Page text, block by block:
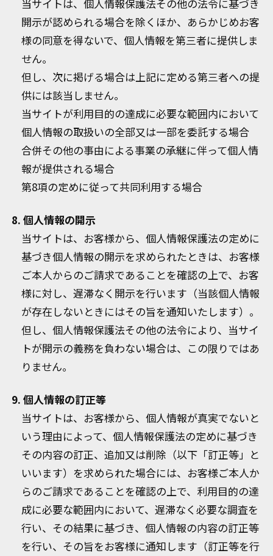
当サイトは、個人情報保護法その他の法令に基づき
開示が認められる場合を除くほか、あらかじめお客
様の同意を得ないで、個人情報を第三者に提供しま
せん。
但し、次に掲げる場合は上記に定める第三者への提
供には該当しません。
当サイトが利用目的の達成に必要な範囲内において
個人情報の取扱いの全部又は一部を委託する場合
合併その他の事由による事業の承継に伴って個人情
報が提供される場合
第8項の定めに従って共同利用する場合
8. 個人情報の開示
当サイトは、お客様から、個人情報保護法の定めに
基づき個人情報の開示を求められたときは、お客様
ご本人からのご請求であることを確認の上で、お客
様に対し、遅滞なく開示を行います（当該個人情報
が存在しないときにはその旨を通知いたします）。
但し、個人情報保護法その他の法令により、当サイ
トが開示の義務を負わない場合は、この限りではあ
りません。
9. 個人情報の訂正等
当サイトは、お客様から、個人情報が真実でないと
いう理由によって、個人情報保護法の定めに基づき
その内容の訂正、追加又は削除（以下「訂正等」と
いいます）を求められた場合には、お客様ご本人か
らのご請求であることを確認の上で、利用目的の達
成に必要な範囲内において、遅滞なく必要な調査を
行い、その結果に基づき、個人情報の内容の訂正等
を行い、その旨をお客様に通知します（訂正等を行